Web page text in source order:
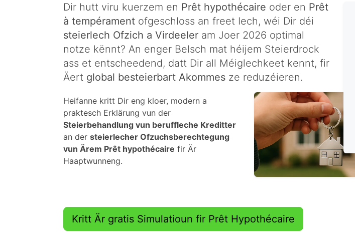
Dir hutt viru kuerzem en Prêt hypothécaire oder en Prêt
à tempérament ofgeschloss an freet Iech, wéi Dir déi
steierlech Ofzich a Virdeeler am Joer 2026 optimal
notze kënnt? An enger Belsch mat héijem Steierdrock
ass et entscheedend, datt Dir all Méiglechkeet kennt, fir
Äert global besteierbart Akommes ze reduzéieren.
Heifanne kritt Dir eng kloer, modern a
praktesch Erklärung vun der
Steierbehandlung vun beruffleche Kreditter
an der steierlecher Ofzuchsberechtegung
vun Ärem Prêt hypothécaire fir Är
Haaptwunneng.
Kritt Är gratis Simulatioun fir Prêt Hypothécaire